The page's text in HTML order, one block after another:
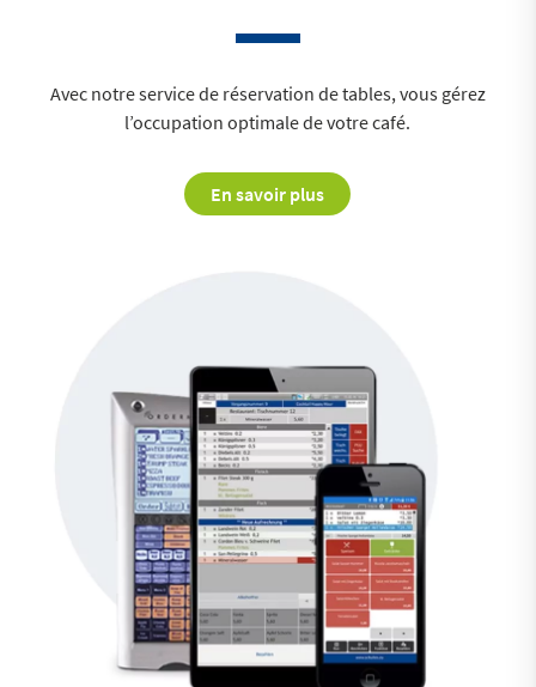
Avec notre service de réservation de tables, vous gérez
l’occupation optimale de votre café.
En savoir plus